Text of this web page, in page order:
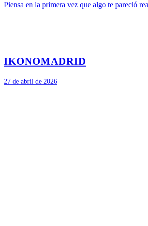
Piensa en la primera vez que algo te pareció
IKONOMADRID
27 de abril de 2026